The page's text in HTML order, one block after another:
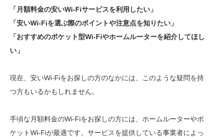
「月額料金の安いWi-Fiサービスを利用したい」
「安いWi-Fiを選ぶ際のポイントや注意点を知りたい」
「おすすめのポケット型Wi-Fiやホームルーターを紹介してほし
い」
現在、安いWi-Fiをお探しの方のなかには、このような疑問を持
つ方もいるかもしれません。
手頃な月額料金のWi-Fiをお探しの方には、ホームルーターやポ
ケットWi-Fiが最適です。サービスを提供している事業者によっ